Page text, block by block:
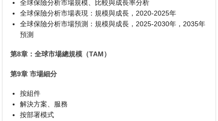
全球保險分析市場規模、比較與成長率分析
全球保險分析市場表現：規模與成長，2020-2025年
全球保險分析市場預測：規模與成長，2025-2030年，2035年
預測
第8章：全球市場總規模（TAM）
第9章 市場細分
按組件
解決方案、服務
按部署模式